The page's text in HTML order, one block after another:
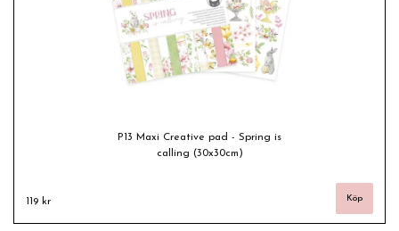
P13 Maxi Creative pad - Spring is
calling (30x30cm)
119 kr